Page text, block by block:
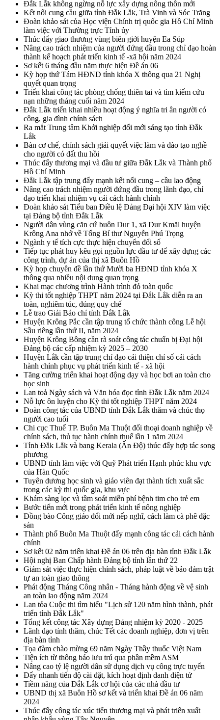
Đắk Lắk không ngừng nỗ lực xây dựng nông thôn mới
Kết nối cung cầu giữa tỉnh Đắk Lắk, Trà Vinh và Sóc Trăng
Đoàn khảo sát của Học viện Chính trị quốc gia Hồ Chí Minh
làm việc với Thường trực Tỉnh ủy
Thúc đẩy giao thương vùng biên giới huyện Ea Súp
Nâng cao trách nhiệm của người đứng đầu trong chỉ đạo hoàn
thành kế hoạch phát triển kinh tế -xã hội năm 2024
Sơ kết 6 tháng đầu năm thực hiện Đề án 06
Kỳ họp thứ Tám HĐND tỉnh khóa X thông qua 21 Nghị
quyết quan trọng
Triển khai công tác phòng chống thiên tai và tìm kiếm cứu
nạn những tháng cuối năm 2024
Đắk Lắk triển khai nhiều hoạt động ý nghĩa tri ân người có
công, gia đình chính sách
Ra mắt Trung tâm Khởi nghiệp đổi mới sáng tạo tỉnh Đắk
Lắk
Bàn cơ chế, chính sách giải quyết việc làm và đào tạo nghề
cho người có đất thu hồi
Thúc đẩy thương mại và đầu tư giữa Đắk Lắk và Thành phố
Hồ Chí Minh
Đắk Lắk tập trung đẩy mạnh kết nối cung – cầu lao động
Nâng cao trách nhiệm người đứng đầu trong lãnh đạo, chỉ
đạo triển khai nhiệm vụ cải cách hành chính
Đoàn khảo sát Tiểu ban Điều lệ Đảng Đại hội XIV làm việc
tại Đảng bộ tỉnh Đắk Lắk
Người dân vùng căn cứ buôn Dur 1, xã Dur Kmăl huyện
Krông Ana nhớ về Tổng Bí thư Nguyễn Phú Trọng
Ngành y tế tích cực thực hiện chuyển đổi số
Tiếp tục phát huy kêu gọi nguồn lực đầu tư để xây dựng các
công trình, dự án của thị xã Buôn Hồ
Kỳ họp chuyên đề lần thứ Mười ba HĐND tỉnh khóa X
thông qua nhiều nội dung quan trọng
Khai mạc chương trình Hành trình đỏ toàn quốc
Kỳ thi tốt nghiệp THPT năm 2024 tại Đắk Lắk diễn ra an
toàn, nghiêm túc, đúng quy chế
Lễ trao Giải Báo chí tỉnh Đắk Lắk
Huyện Krông Pắc cần tập trung tổ chức thành công Lễ hội
Sầu riêng lần thứ II, năm 2024
Huyện Krông Bông cần rà soát công tác chuẩn bị Đại hội
Đảng bộ các cấp nhiệm kỳ 2025 – 2030
Huyện Lắk cần tập trung chỉ đạo cải thiện chỉ số cải cách
hành chính phục vụ phát triển kinh tế - xã hội
Tăng cường triển khai hoạt động dạy và học bơi an toàn cho
học sinh
Lan toả Ngày sách và Văn hóa đọc tỉnh Đắk Lắk năm 2024
Nỗ lực ôn luyện cho Kỳ thi tốt nghiệp THPT năm 2024
Đoàn công tác của UBND tỉnh Đắk Lắk thăm và chúc thọ
người cao tuổi
Chi cục Thuế TP. Buôn Ma Thuột đối thoại doanh nghiệp về
chính sách, thủ tục hành chính thuế lần 1 năm 2024
Tỉnh Đắk Lắk và bang Kerala (Ấn Độ) thúc đẩy hợp tác song
phương
UBND tỉnh làm việc với Quỹ Phát triển Hạnh phúc khu vực
của Hàn Quốc
Tuyên dương học sinh và giáo viên đạt thành tích xuất sắc
trong các kỳ thi quốc gia, khu vực
Khám sàng lọc và tầm soát miễn phí bệnh tim cho trẻ em
Bước tiến mới trong phát triển kinh tế nông nghiệp
Đồng bào Công giáo đổi mới nếp nghĩ, cách làm cà phê đặc
sản
Thành phố Buôn Ma Thuột đẩy mạnh công tác cải cách hành
chính
Sơ kết 02 năm triển khai Đề án 06 trên địa bàn tỉnh Đắk Lắk
Hội nghị Ban Chấp hành Đảng bộ tỉnh lần thứ 22
Giám sát việc thực hiện chính sách, pháp luật về bảo đảm trật
tự an toàn giao thông
Phát động Tháng Công nhân - Tháng hành động về vệ sinh
an toàn lao động năm 2024
Lan tỏa Cuộc thi tìm hiểu "Lịch sử 120 năm hình thành, phát
triển tỉnh Đắk Lắk"
Tổng kết công tác Xây dựng Đảng nhiệm kỳ 2020 - 2025
Lãnh đạo tỉnh thăm, chúc Tết các doanh nghiệp, đơn vị trên
địa bàn tỉnh
Tọa đàm chào mừng 69 năm Ngày Thầy thuốc Việt Nam
Tiện ích từ thông báo lưu trú qua phần mềm ASM
Nâng cao tỷ lệ người dân sử dụng dịch vụ công trực tuyến
Đẩy nhanh tiến độ cài đặt, kích hoạt định danh điện tử
Tiềm năng của Đắk Lắk cơ hội của các nhà đầu tư
UBND thị xã Buôn Hồ sơ kết và triển khai Đề án 06 năm
2024
Thúc đẩy công tác xúc tiến thương mại và phát triển xuất